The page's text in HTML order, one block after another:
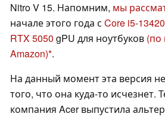
Nitro V 15. Напомним, мы
начале этого года с Core i5-
RTX 5050 gPU для ноутбуков (по
Amazon) .
На данный момент эта версия
того, что она куда-то исчезнет.
компания Acer выпустила